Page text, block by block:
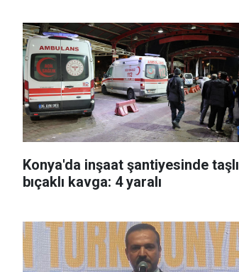
Konya'da inşaat şantiyesinde taşlı
bıçaklı kavga: 4 yaralı